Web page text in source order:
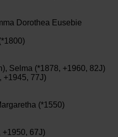
Dorothea Eusebie
Selma (*1878, +1960, 82J)
+1945, 77J)
(*1550)
+1950, 67J)